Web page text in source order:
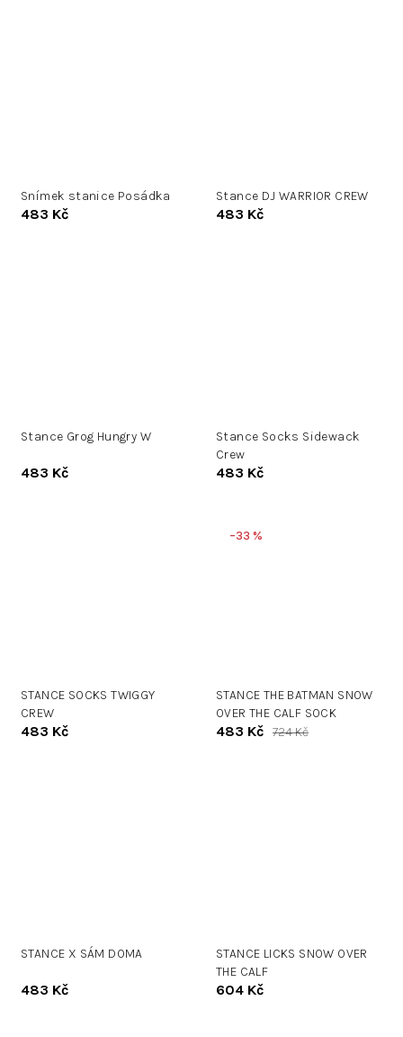
Snímek stanice Posádka
483 Kč
Stance DJ WARRIOR CREW
483 Kč
Stance Grog Hungry W
483 Kč
Stance Socks Sidewack
Crew
483 Kč
STANCE SOCKS TWIGGY
CREW
483 Kč
–33 %
STANCE THE BATMAN SNOW
OVER THE CALF SOCK
483 Kč 724 Kč
STANCE X SÁM DOMA
483 Kč
STANCE LICKS SNOW OVER
THE CALF
604 Kč